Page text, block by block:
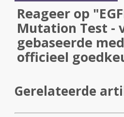
Reageer op
Mutation Test -
gebaseerde
officieel
Gerelateerde